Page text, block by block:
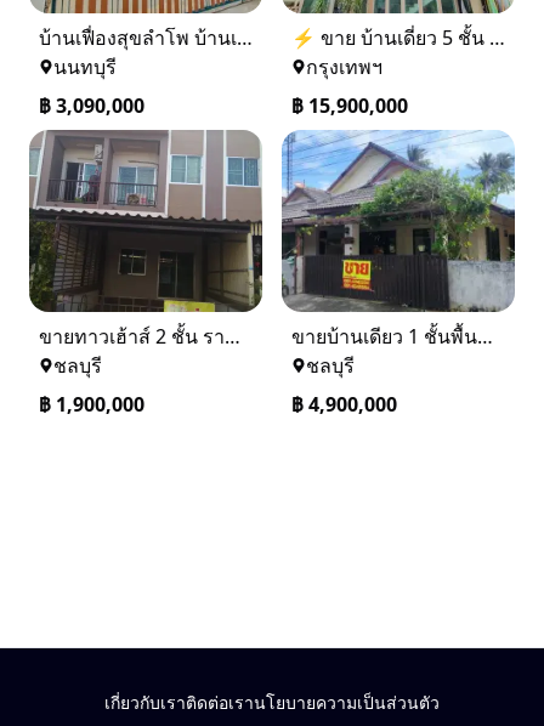
บ้านเฟื่องสุขลำโพ บ้านเดี่ยวสร้างใหม่ บางบัวทอง
นนทบุรี
฿3,090,000
⚡ ขาย บ้านเดี่ยว 5 ชั้น ซอย ประชาชื่น 14 ใกล้ BTS
กรุงเทพฯ
฿ 15,900,000
ขายทาวเฮ้าส์ 2 ชั้น ราคา 1.9 ล้านบาท ที่อยู่ ศรีราชา ชลบุรี
ชลบุรี
฿ 1,900,000
ขายบ้านเดียว 1 ชั้นพื้นที่ 102 ตรว บางละมุง ชลบุรี
ชลบุรี
฿4,900,000
เกี่ยวกับเราติดต่อเรานโยบายความเป็นส่วนตัว